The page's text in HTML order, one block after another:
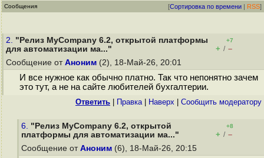
Сообщения [Сортировка по времени | RSS]
2. "Релиз MyCompany 6.2, открытой платформы
для автоматизации ма..."
+7
+ / –
Сообщение от Аноним (2), 18-Май-26, 20:01
И все нужное как обычно платно. Так что непонятно зачем
это тут, а не на сайте любителей бухгалтерии.
Ответить Правка| Наверх Cообщить модератору
6. "Релиз MyCompany 6.2, открытой
платформы для автоматизации ма..."
+8
+ / –
Сообщение от Аноним (6), 18-Май-26, 20:15